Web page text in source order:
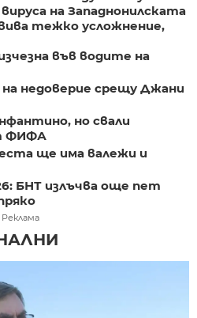
на Западнонилската
тежко усложнение,
във водите на
недоверие срещу Джани
но свали
ФИФА
ще има валежи и
БНТ излъчва още пет
Реклама